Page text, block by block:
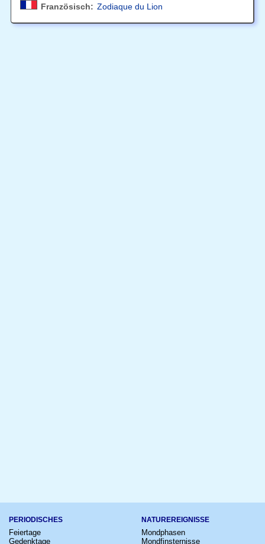
Französisch: Zodiaque du Lion
PERIODISCHES
Feiertage
Gedenktage
NATUREREIGNISSE
Mondphasen
Mondfinsternisse